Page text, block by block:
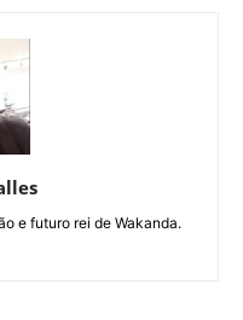
e futuro rei de Wakanda.